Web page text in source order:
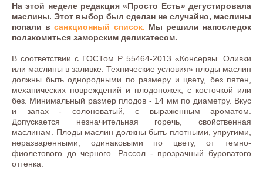
На этой неделе редакция «Просто Есть» дегустировала
маслины. Этот выбор был сделан не случайно, маслины
попали всанкционный список. Мы решили напоследок
полакомиться заморским деликатесом.
В соответствии с ГОСТом Р 55464-2013 «Консервы. Оливки
или маслины в заливке. Технические условия» плоды маслин
должны быть однородными по размеру и цвету, без пятен,
механических повреждений и плодоножек, с косточкой или
без. Минимальный размер плодов - 14 мм по диаметру. Вкус
и запах - солоноватый, с выраженным ароматом.
Допускается незначительная горечь, свойственная
маслинам. Плоды маслин должны быть плотными, упругими,
неразваренными, одинаковыми по цвету, от темно-
фиолетового до черного. Рассол - прозрачный буроватого
оттенка.